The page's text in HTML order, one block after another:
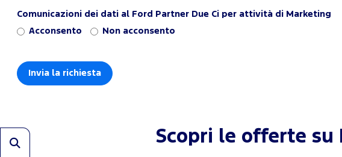
Comunicazioni dei dati al Ford Partner Due Ci per attività di Marketing
Acconsento Non acconsento
Scopri le offerte su